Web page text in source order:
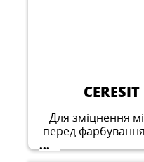
Для зміцнення
перед
...